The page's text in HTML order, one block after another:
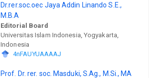
Dr.rer.soc.oec Jaya Addin Linando S.E.,
M.B.A
Editorial Board
Universitas Islam Indonesia, Yogyakarta,
Indonesia
4nFAUYUAAAAJ
Prof. Dr. rer. soc. Masduki, S.Ag., M.Si., MA